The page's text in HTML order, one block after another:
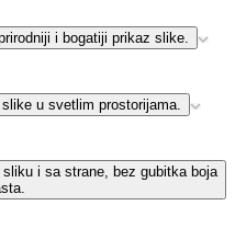
i bogatiji prikaz slike.
u svetlim prostorijama.
i sa strane, bez gubitka boja